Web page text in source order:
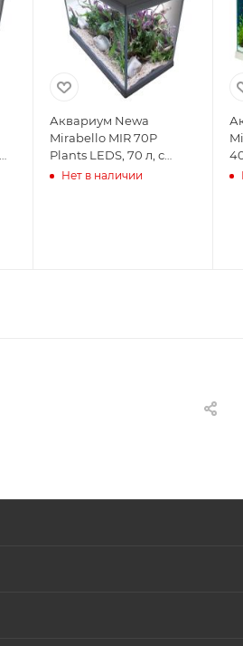
Аквариум Newa
Mirabello MIR 70P
Plants LEDS, 70 л, с
фильтром,
Нет в наличии